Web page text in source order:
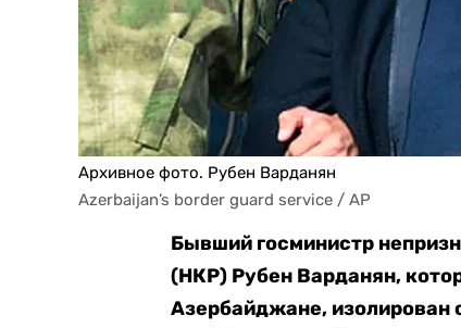
Архивное фото. Рубен Варданян
Azerbaijan’s border guard service / AP
Бывший госминистр
(НКР) Рубен Варданян,
Азербайджане, изолирован